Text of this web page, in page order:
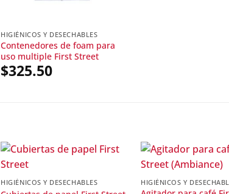
HIGIÉNICOS Y DESECHABLES
Contenedores de foam para
uso multiple First Street
$325.50
HIGIÉNICOS Y DESECHABLES HIGIÉNICOS Y